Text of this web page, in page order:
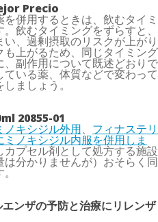
Precio
併用するときは、飲むタイミ
飲むタイミングをずらすと、
、過剰摂取のリスクが上がり
上がるため、同じタイミング
副作用について既述どおりで
いる薬、体質などで変わって
ましょう。
20855-01
ノキシジル外用、 フィナステリ
ノキシジル内服を併用しま
プセル剤として処方する施設
分かりませんが）おそらく同
ンザの予防と治療にリレンザ